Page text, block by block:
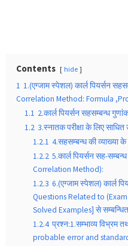
Contents hide
1 1.(एग्जाम स्पेशल) कार्ल पियर्सन
Correlation Method: Formula
1.1 2.कार्ल पियर्सन सहसम्बन्ध
1.2 3.स्नातक परीक्षा के लिए
1.2.1 4.सहसम्बन्ध की व्याख्या
1.2.2 5.कार्ल पियर्सन सह-
Correlation Method):
1.2.3 6.(एग्जाम स्पेशल) कार्ल
Questions Related to
Solved Examples] से
1.2.4 प्रश्न:1.सम्भाव्य विभ्रम
probable error and